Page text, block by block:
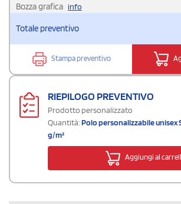
Bozza grafica info
Totale preventivo
Stampa preventivo
RIEPILOGO PREVENTIVO
Prodotto personalizzato
Quantità:Polo personalizzabile unisex
g/m²
Aggiungi al